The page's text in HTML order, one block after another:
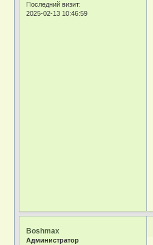
Последний визит:
2025-02-13 10:46:59
Boshmax
Администратор